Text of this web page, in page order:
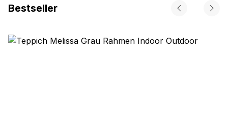
Bestseller